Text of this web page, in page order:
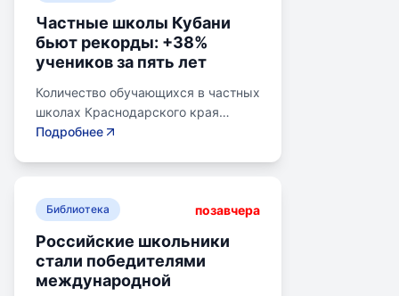
Частные школы Кубани
бьют рекорды: +38%
учеников за пять лет
Количество обучающихся в частных
школах Краснодарского края
выросло на 38% за последние пять
детей. Рост популярности частного
качеством услуг, индивидуальным
подходом и современными
методиками. Государственная
Подробнее
Библиотека позавчера
Российские школьники
стали победителями
международной